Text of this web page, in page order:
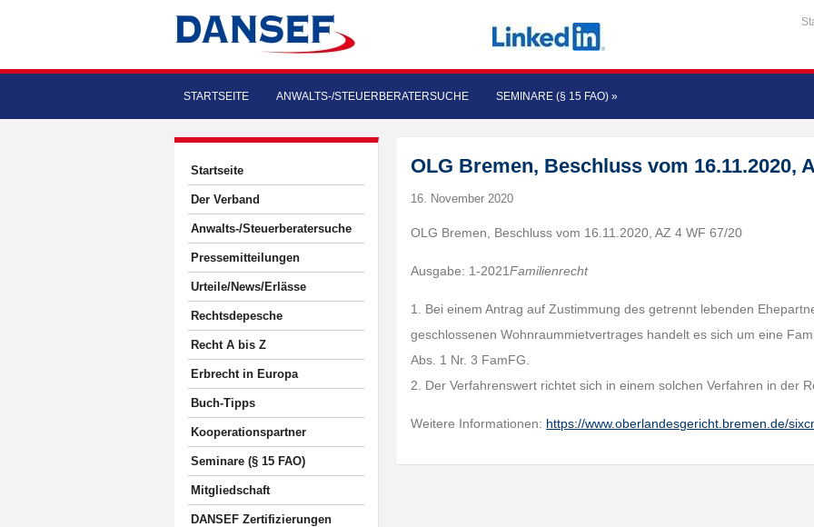
STARTSEITE ANWALTS-/STEUERBERATERSUCHE SEMINARE (§ 15 FAO) »
Startseite
Der Verband
Anwalts-/Steuerberatersuche
Pressemitteilungen
Urteile/News/Erlässe
Rechtsdepesche
Recht A bis Z
Erbrecht in Europa
Buch-Tipps
Kooperationspartner
Seminare (§ 15 FAO)
Mitgliedschaft
DANSEF Zertifizierungen
OLG Bremen, Beschluss vom 16.11.2020,
16. November 2020
OLG Bremen, Beschluss vom 16.11.2020, AZ 4 WF 67/20
Ausgabe: 1-2021Familienrecht
1. Bei einem Antrag auf Zustimmung des getrennt lebenden
geschlossenen Wohnraummietvertrages handelt es sich um eine
Abs. 1 Nr. 3 FamFG.
2. Der Verfahrenswert richtet sich in einem solchen Verfahren in der
Weitere Informationen: https://www.oberlandesgericht.bremen.de/